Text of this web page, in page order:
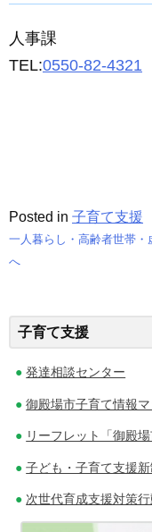
人事課
TEL:0550-82-4321
Posted in 子育て支援
投
ナ
シ
ョ
一人暮らし・高齢者世帯・
へ
子育て支援
発達相談センター
御殿場市子育て情報
リーフレット「御殿
子ども・子育て支援
次世代育成支援対策